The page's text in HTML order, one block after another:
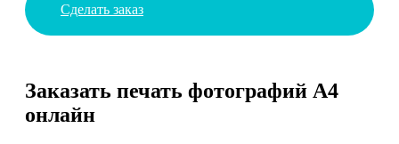
Сделать заказ
Заказать печать фотографий А4
онлайн